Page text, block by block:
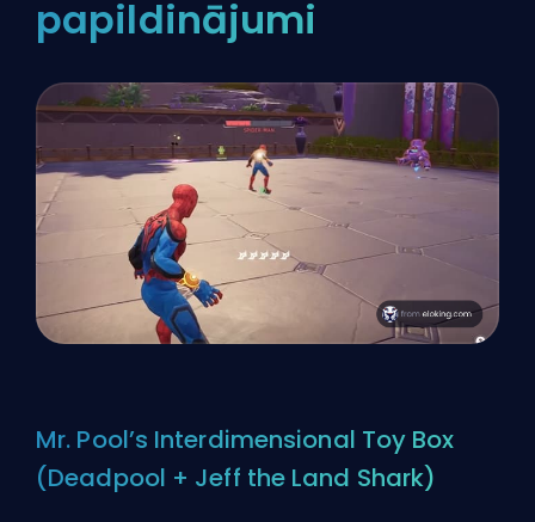
papildinājumi
Mr. Pool’s Interdimensional Toy Box
(Deadpool + Jeff the Land Shark)